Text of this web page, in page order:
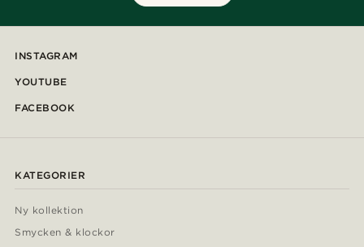
INSTAGRAM
YOUTUBE
FACEBOOK
KATEGORIER
Ny kollektion
Smycken & klockor